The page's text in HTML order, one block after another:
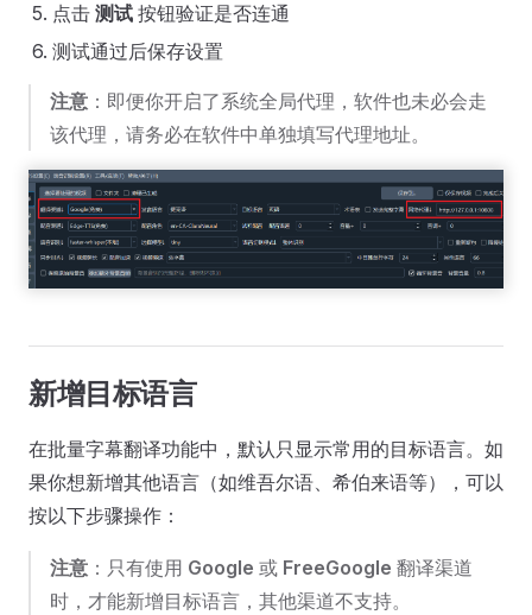
点击 测试 按钮验证是否连通
测试通过后保存设置
注意 ：即便你开启了系统全局代理，软件也未必会走
该代理，请务必在软件中单独填写代理地址。
新增目标语言
在批量字幕翻译功能中，默认只显示常用的目标语言。如
果你想新增其他语言（如维吾尔语、希伯来语等），可以
按以下步骤操作：
注意 ：只有使用 Google 或 FreeGoogle 翻译渠道
时，才能新增目标语言，其他渠道不支持。